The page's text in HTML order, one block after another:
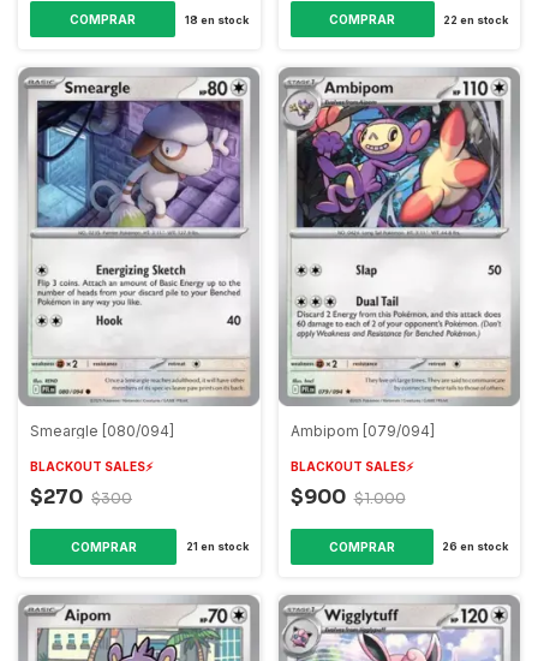
COMPRAR 18 en stock COMPRAR 22 en stock
Smeargle [080/094]
BLACKOUT SALES⚡️
$270 $300
COMPRAR 21 en stock
Ambipom [079/094]
BLACKOUT SALES⚡️
$900 $1.000
COMPRAR 26 en stock